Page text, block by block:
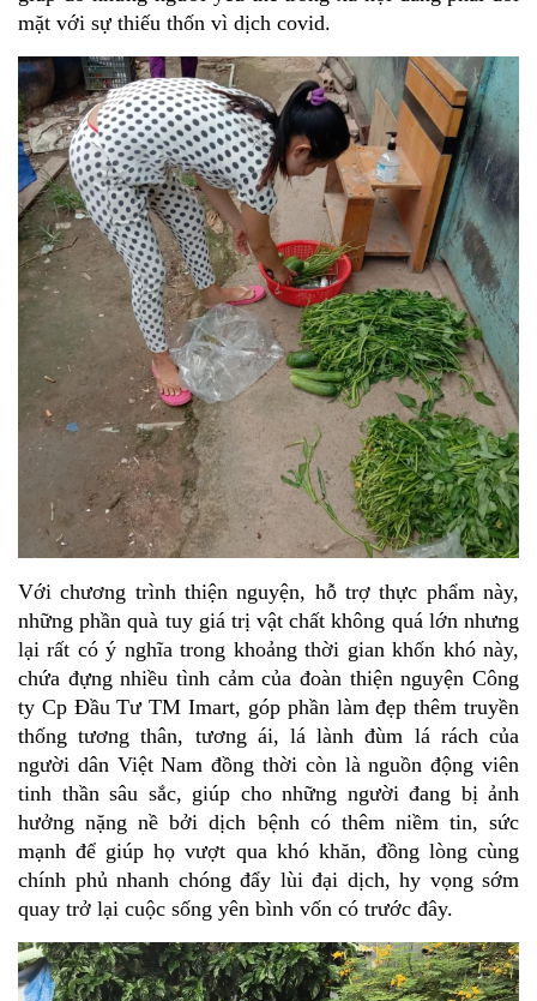
mặt với sự thiếu thốn vì dịch covid.
Với chương trình thiện nguyện, hỗ trợ thực phẩm này,
những phần quà tuy giá trị vật chất không quá lớn nhưng
lại rất có ý nghĩa trong khoảng thời gian khốn khó này,
chứa đựng nhiều tình cảm của đoàn thiện nguyện Công
ty Cp Đầu Tư TM Imart, góp phần làm đẹp thêm truyền
thống tương thân, tương ái, lá lành đùm lá rách của
người dân Việt Nam đồng thời còn là nguồn động viên
tinh thần sâu sắc, giúp cho những người đang bị ảnh
hưởng nặng nề bởi dịch bệnh có thêm niềm tin, sức
mạnh để giúp họ vượt qua khó khăn, đồng lòng cùng
chính phủ nhanh chóng đẩy lùi đại dịch, hy vọng sớm
quay trở lại cuộc sống yên bình vốn có trước đây.